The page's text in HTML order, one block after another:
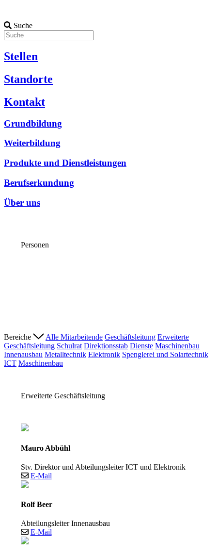
Suche
Stellen
Standorte
Kontakt
Grundbildung
Weiterbildung
Produkte und Dienstleistungen
Berufserkundung
Über uns
Personen
Bereiche Alle Mitarbeitende Geschäftsleitung Erweiterte
Geschäftsleitung Schulrat Direktionsstab Dienste Maschinenbau
Innenausbau Metalltechnik Elektronik Spenglerei und Solartechnik
ICT Maschinenbau
Erweiterte Geschäftsleitung
Mauro Abbühl
Stv. Direktor und Abteilungsleiter ICT und Elektronik
E-Mail
Rolf Beer
Abteilungsleiter Innenausbau
E-Mail